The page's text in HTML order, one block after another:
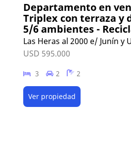
Departamento en
Triplex con terraza y
5/6 ambientes -
Las Heras al 2000 e/ Junín y
USD 595.000
3 2 2
Ver propiedad